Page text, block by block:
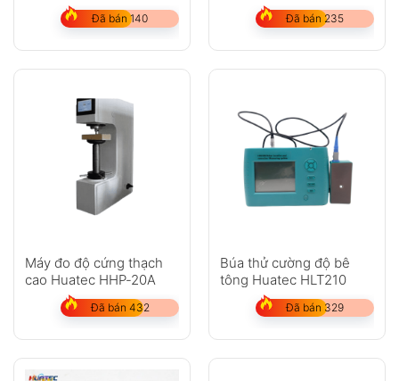
nghệ siêu âm Đức)
Đã bán 140 Đã bán 235
Máy đo độ cứng thạch
cao Huatec HHP-20A
Đã bán 432
Búa thử cường độ bê
tông Huatec HLT210
Đã bán 329